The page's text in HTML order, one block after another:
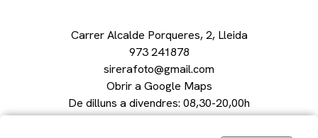
Carrer Alcalde Porqueres, 2, Lleida
973 241878
sirerafoto@gmail.com
Obrir a Google Maps
De dilluns a divendres: 08,30-20,00h
Dissabtes: 09:00 – 13:00